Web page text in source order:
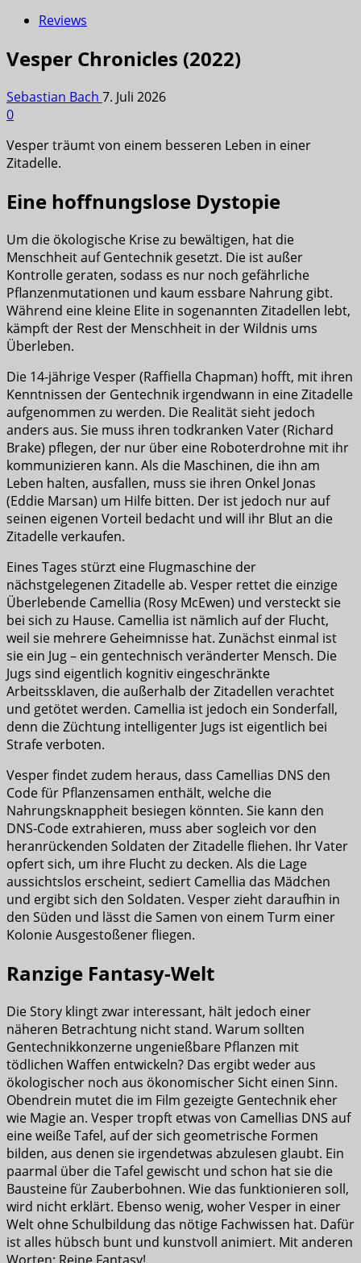
Reviews
Vesper Chronicles (2022)
Sebastian Bach 7. Juli 2026
0
Vesper träumt von einem besseren Leben in einer
Zitadelle.
Eine hoffnungslose Dystopie
Um die ökologische Krise zu bewältigen, hat die
Menschheit auf Gentechnik gesetzt. Die ist außer
Kontrolle geraten, sodass es nur noch gefährliche
Pflanzenmutationen und kaum essbare Nahrung gibt.
Während eine kleine Elite in sogenannten Zitadellen lebt,
kämpft der Rest der Menschheit in der Wildnis ums
Überleben.
Die 14-jährige Vesper (Raffiella Chapman) hofft, mit ihren
Kenntnissen der Gentechnik irgendwann in eine Zitadelle
aufgenommen zu werden. Die Realität sieht jedoch
anders aus. Sie muss ihren todkranken Vater (Richard
Brake) pflegen, der nur über eine Roboterdrohne mit ihr
kommunizieren kann. Als die Maschinen, die ihn am
Leben halten, ausfallen, muss sie ihren Onkel Jonas
(Eddie Marsan) um Hilfe bitten. Der ist jedoch nur auf
seinen eigenen Vorteil bedacht und will ihr Blut an die
Zitadelle verkaufen.
Eines Tages stürzt eine Flugmaschine der
nächstgelegenen Zitadelle ab. Vesper rettet die einzige
Überlebende Camellia (Rosy McEwen) und versteckt sie
bei sich zu Hause. Camellia ist nämlich auf der Flucht,
weil sie mehrere Geheimnisse hat. Zunächst einmal ist
sie ein Jug – ein gentechnisch veränderter Mensch. Die
Jugs sind eigentlich kognitiv eingeschränkte
Arbeitssklaven, die außerhalb der Zitadellen verachtet
und getötet werden. Camellia ist jedoch ein Sonderfall,
denn die Züchtung intelligenter Jugs ist eigentlich bei
Strafe verboten.
Vesper findet zudem heraus, dass Camellias DNS den
Code für Pflanzensamen enthält, welche die
Nahrungsknappheit besiegen könnten. Sie kann den
DNS-Code extrahieren, muss aber sogleich vor den
heranrückenden Soldaten der Zitadelle fliehen. Ihr Vater
opfert sich, um ihre Flucht zu decken. Als die Lage
aussichtslos erscheint, sediert Camellia das Mädchen
und ergibt sich den Soldaten. Vesper zieht daraufhin in
den Süden und lässt die Samen von einem Turm einer
Kolonie Ausgestoßener fliegen.
Ranzige Fantasy-Welt
Die Story klingt zwar interessant, hält jedoch einer
näheren Betrachtung nicht stand. Warum sollten
Gentechnikkonzerne ungenießbare Pflanzen mit
tödlichen Waffen entwickeln? Das ergibt weder aus
ökologischer noch aus ökonomischer Sicht einen Sinn.
Obendrein mutet die im Film gezeigte Gentechnik eher
wie Magie an. Vesper tropft etwas von Camellias DNS auf
eine weiße Tafel, auf der sich geometrische Formen
bilden, aus denen sie irgendetwas abzulesen glaubt. Ein
paarmal über die Tafel gewischt und schon hat sie die
Bausteine für Zauberbohnen. Wie das funktionieren soll,
wird nicht erklärt. Ebenso wenig, woher Vesper in einer
Welt ohne Schulbildung das nötige Fachwissen hat. Dafür
ist alles hübsch bunt und kunstvoll animiert. Mit anderen